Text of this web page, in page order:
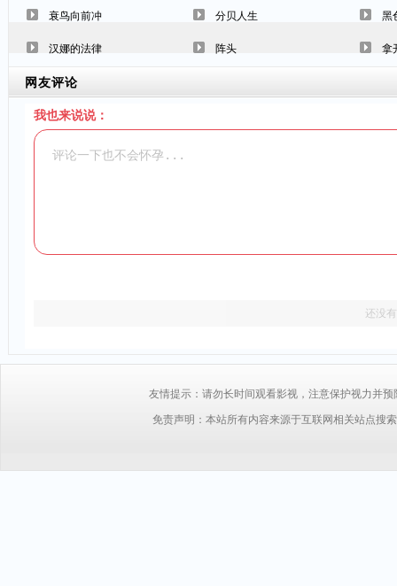
衰鸟向前冲 分贝人生 黑
汉娜的法律 阵头 拿
网友评论
我也来说说：
还没
友情提示：请勿长时间观看影视，注意保护视力并
免责声明：本站所有内容来源于互联网相关站点搜